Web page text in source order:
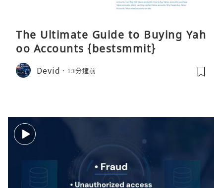
The Ultimate Guide to Buying Yah
oo Accounts {bestsmmit}
Devid 13分鐘前